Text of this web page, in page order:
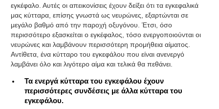
εγκέφαλο. Αυτές οι απεικονίσεις έχουν δείξει ότι τα εγκεφαλικά
μας κύτταρα, επίσης γνωστά ως νευρώνες, εξαρτώνται σε
μεγάλο βαθμό από την παροχή οξυγόνου. Έτσι, όσο
περισσότερο εξασκείται ο εγκέφαλος, τόσο ενεργοποιούνται οι
νευρώνες και λαμβάνουν περισσότερη προμήθεια αίματος.
Αντίθετα, ένα κύτταρο του εγκεφάλου που είναι ανενεργό
λαμβάνει όλο και λιγότερο αίμα και τελικά θα πεθάνει.
Τα ενεργά κύτταρα του εγκεφάλου έχουν
περισσότερες συνδέσεις με άλλα κύτταρα του
εγκεφάλου.